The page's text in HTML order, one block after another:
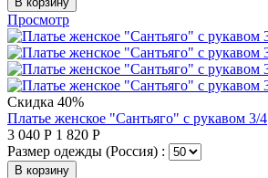
Просмотр
Скидка 40%
Платье женское "Сантьяго" с рукавом 3/4
3 040 Р 1 820 Р
Размер одежды (Россия) :
В корзину